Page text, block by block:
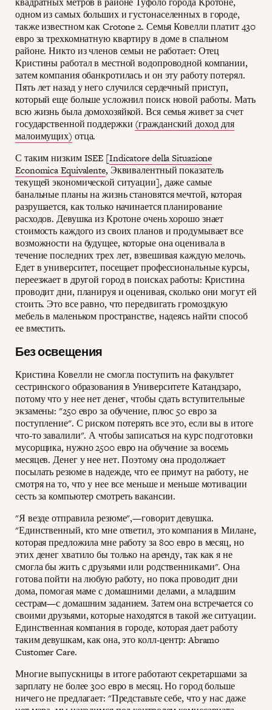
одном из самых больших и густонаселенных в городе,
также известном как Crotone 2. Семья Ковелли платит 430
евро за трехкомнатную квартиру в доме в спальном
районе. Никто из членов семьи не работает: Отец
Кристины работал в местной водопроводной компании,
затем компания обанкротилась и он эту работу потерял.
Пять лет назад у него случился сердечный приступ,
который еще больше усложнил поиск новой работы. Мать
всю жизнь была домохозяйкой. Вся семья живет за счет
государственной поддержки (гражданский доход для
малоимущих) отца.
С таким низким ISEE [Indicatore della Situazione
Economica Equivalente, Эквивалентный показатель
текущей экономической ситуации], даже самые
банальные планы на жизнь становятся мечтой, которая
разрушается, как только начинается планирование
расходов. Девушка из Кротоне очень хорошо знает
стоимость каждого из своих планов и продумывает все
возможности на будущее, которые она оценивала в
течение последних трех лет, взвешивая каждую мелочь.
Едет в университет, посещает профессиональные курсы,
переезжает в другой город в поисках работы: Кристина
проводит дни, планируя и оценивая, сколько они могут ей
стоить. Это все равно, что передвигать громоздкую
мебель в маленьком пространстве, надеясь найти способ
ее вместить.
Без освещения
Кристина Ковелли не смогла поступить на факультет
сестринского образования в Университете Катандзаро,
потому что у нее нет денег, чтобы сдать вступительные
экзамены: "250 евро за обучение, плюс 50 евро за
поступление". С риском потерять все это, если вы в итоге
что-то завалили". А чтобы записаться на курс подготовки
мусорщика, нужно 2500 евро на обучение за восемь
месяцев. Денег у нее нет. Поэтому она продолжает
посылать резюме в надежде, что ее примут на работу, не
смотря на то, что у нее все меньше и меньше мотивации
сесть за компьютер смотреть вакансии.
"Я везде отправила резюме",—говорит девушка.
"Единственный, кто мне ответил, это компания в Милане,
которая предложила мне работу за 800 евро в месяц, но
этих денег хватило бы только на аренду, так как я не
смогла бы жить с друзьями или родственниками". Она
готова пойти на любую работу, но пока проводит дни
дома, помогая маме с домашними делами, а младшим
сестрам—с домашним заданием. Затем она встречается со
своими друзьями, которые находятся в такой же ситуации.
Единственная компания в городе, которая дает работу
таким девушкам, как она, это колл-центр: Abramo
Customer Care.
Многие выпускницы в итоге работают секретаршами за
зарплату не более 300 евро в месяц. Но город больше
ничего не предлагает: "Представьте себе, что у нас даже